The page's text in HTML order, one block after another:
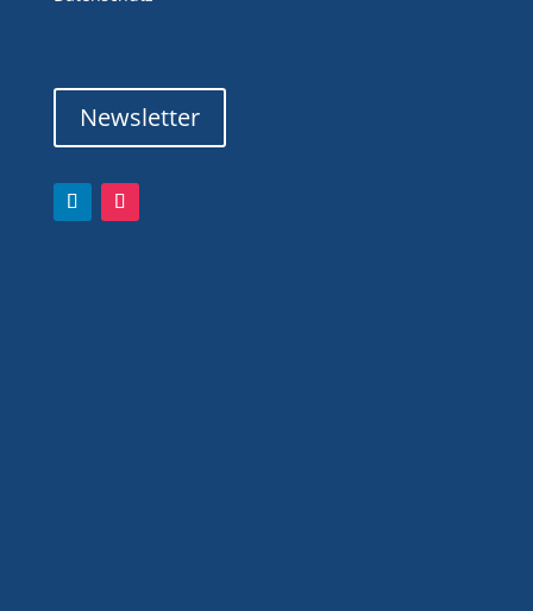
Newsletter